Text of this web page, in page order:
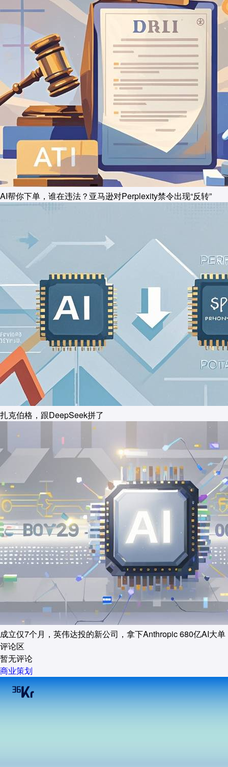
AI帮你下单，谁在违法？亚马逊对Perplexity禁令出现“反转”
扎克伯格，跟DeepSeek拼了
成立仅7个月，英伟达投的新公司，拿下Anthropic 680亿AI大单
评论区
暂无评论
商业策划